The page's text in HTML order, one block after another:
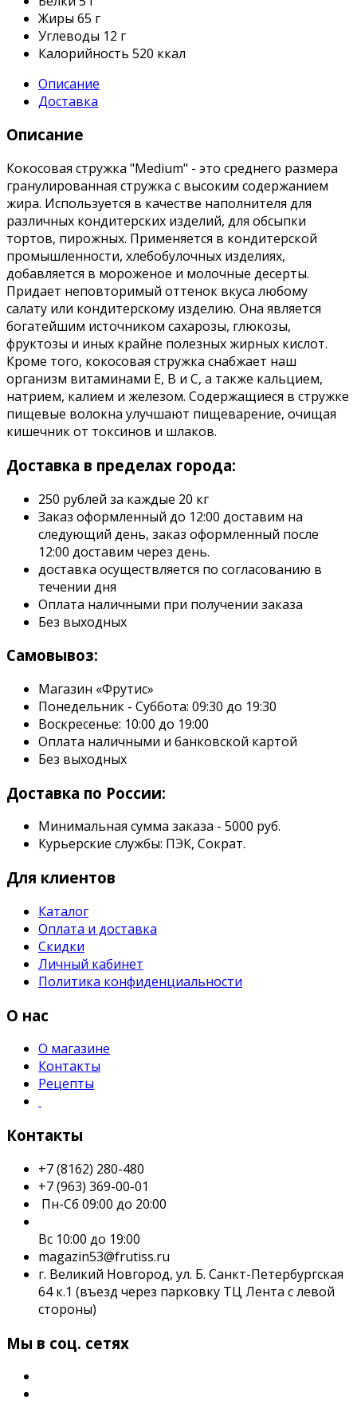
Жиры 65 г
Углеводы 12 г
Калорийность 520 ккал
Описание
Доставка
Описание
Кокосовая стружка "Medium" - это среднего размера
гранулированная стружка с высоким содержанием
жира. Используется в качестве наполнителя для
различных кондитерских изделий, для обсыпки
тортов, пирожных. Применяется в кондитерской
промышленности, хлебобулочных изделиях,
добавляется в мороженое и молочные десерты.
Придает неповторимый оттенок вкуса любому
салату или кондитерскому изделию. Она является
богатейшим источником сахарозы, глюкозы,
фруктозы и иных крайне полезных жирных кислот.
Кроме того, кокосовая стружка снабжает наш
организм витаминами Е, В и С, а также кальцием,
натрием, калием и железом. Содержащиеся в стружке
пищевые волокна улучшают пищеварение, очищая
кишечник от токсинов и шлаков.
Доставка в пределах города:
250 рублей за каждые 20 кг
Заказ оформленный до 12:00 доставим на
следующий день, заказ оформленный после
12:00 доставим через день.
доставка осуществляется по согласованию в
течении дня
Оплата наличными при получении заказа
Без выходных
Самовывоз:
Магазин «Фрутис»
Понедельник - Суббота: 09:30 до 19:30
Воскресенье: 10:00 до 19:00
Оплата наличными и банковской картой
Без выходных
Доставка по России:
Минимальная сумма заказа - 5000 руб.
Курьерские службы: ПЭК, Сократ.
Для клиентов
Каталог
Оплата и доставка
Скидки
Личный кабинет
Политика конфиденциальности
О нас
О магазине
Контакты
Рецепты
Контакты
+7 (8162) 280-480
+7 (963) 369-00-01
Пн-Сб 09:00 до 20:00
Вс 10:00 до 19:00
magazin53@frutiss.ru
г. Великий Новгород, ул. Б. Санкт-Петербургская
64 к.1 (въезд через парковку ТЦ Лента с левой
стороны)
Мы в соц. сетях